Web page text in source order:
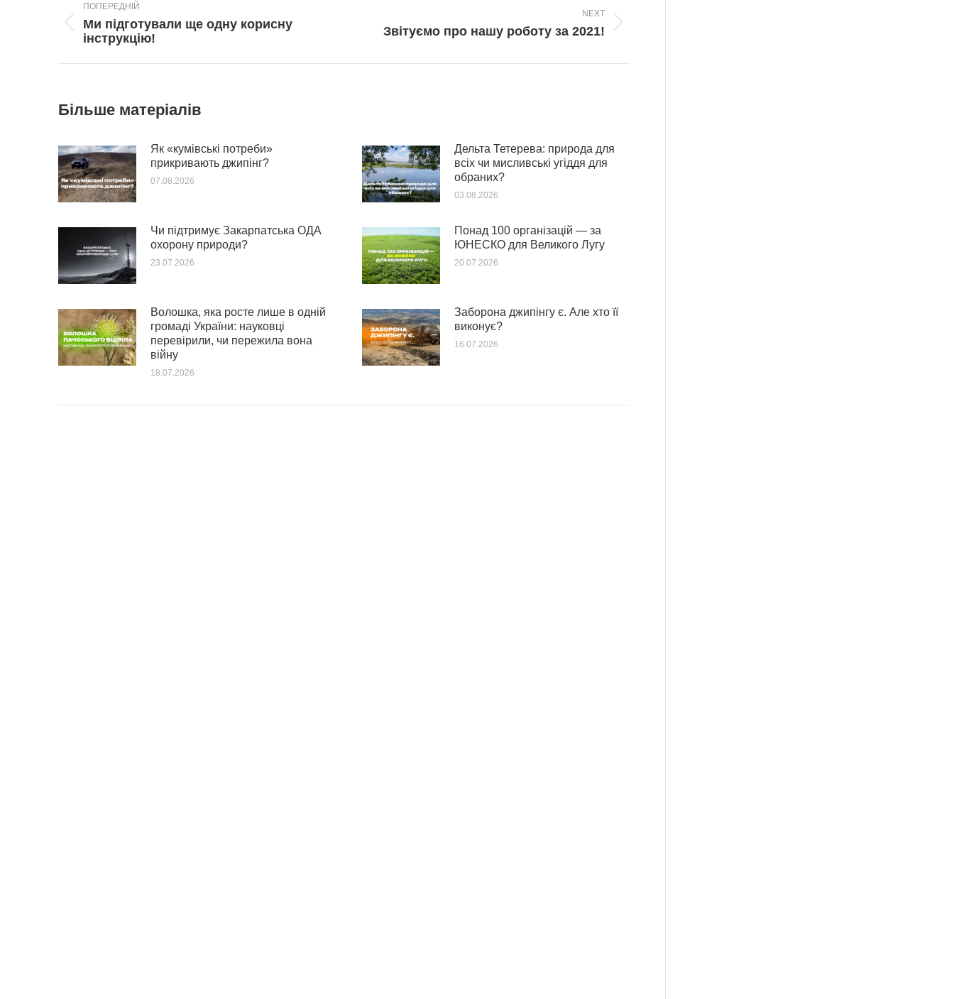
navigation
ПОПЕРЕДНІЙ
Попередній
пост:
Ми підготували ще одну корисну
інструкцію!
NEXT
NextЗвітуємо про нашу роботу за 2021!
Більше матеріалів
Як «кумівські потреби»
прикривають джипінг?
07.08.2026
Дельта Тетерева: природа для
всіх чи мисливські угіддя для
обраних?
03.08.2026
Чи підтримує Закарпатська ОДА
охорону природи?
23.07.2026
Понад 100 організацій — за
ЮНЕСКО для Великого Лугу
20.07.2026
Волошка, яка росте лише в одній
громаді України: науковці
перевірили, чи пережила вона
війну
18.07.2026
Заборона джипінгу є. Але хто її
виконує?
16.07.2026